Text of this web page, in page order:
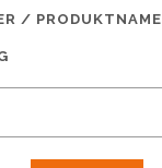
/ PRODUKTNAME